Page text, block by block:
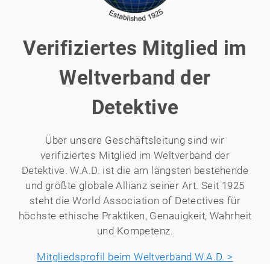
Verifiziertes Mitglied im
Weltverband der
Detektive
Über unsere Geschäftsleitung sind wir
verifiziertes Mitglied im Weltverband der
Detektive. W.A.D. ist die am längsten bestehende
und größte globale Allianz seiner Art. Seit 1925
steht die World Association of Detectives für
höchste ethische Praktiken, Genauigkeit, Wahrheit
und Kompetenz.
Mitgliedsprofil beim Weltverband W.A.D. >